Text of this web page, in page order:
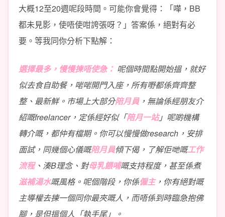
大概12至20週呢段時間。可能你會覺得：「嘩，BB
都未見影，使唔使咁誇張呀？」答案係，絕對有必
要。等我同你分析下點解：
選擇最多，慢慢揀唔使急： 呢個時間點開始搵，就好
似去食自助餐，啱啱開門入座，所有嘢都係齊齊整
整、最新鮮。市場上大部分陪月員，無論係經朋友介
紹嘅freelancer，定係經好似「陪月一站」呢啲機構
轉介嘅，都仲有檔期。你可以慢慢做research，安排
面試，同幾個心儀嘅陪月員傾下偈，了解佢哋嘅工作
流程、湊B理念、對母乳餵哺嘅支持程度，甚至係煮
滋補湯水嘅風格。呢個階段，你係僱主，你有絕對嘅
主導權去揀一個同你最夾嘅人，而唔係到時臨急抱佛
腳，是但搵個人「執手尾」。